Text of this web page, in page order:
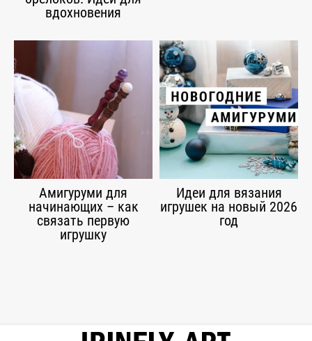
вдохновения
Амигуруми для
начинающих – как
связать первую
игрушку
Идеи для вязания
игрушек на новый 2026
год